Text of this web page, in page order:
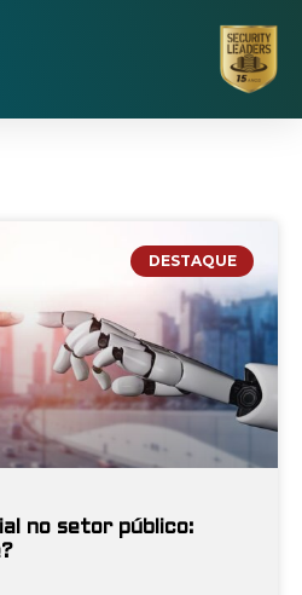
DESTAQUE
no setor público: